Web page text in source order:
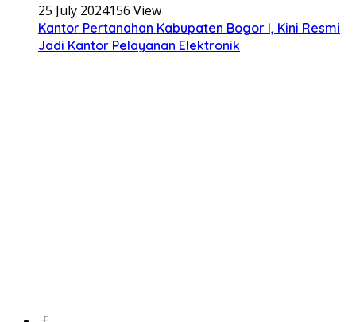
25 July 2024156 View
Kantor Pertanahan Kabupaten Bogor I, Kini Resmi
Jadi Kantor Pelayanan Elektronik